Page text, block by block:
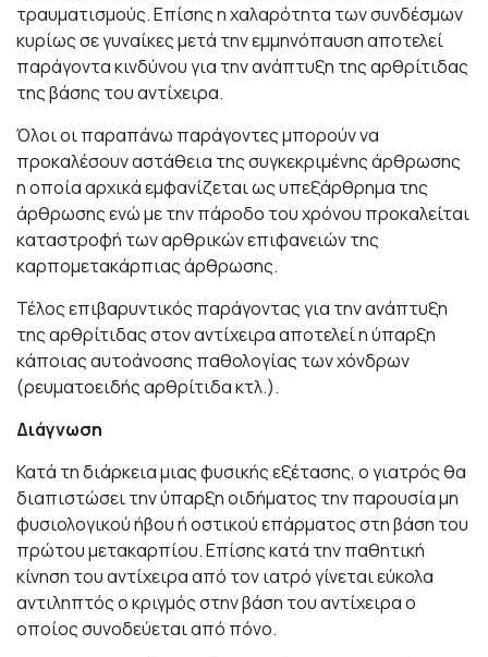
τραυματισμούς. Επίσης η χαλαρότητα των συνδέσμων
κυρίως σε γυναίκες μετά την εμμηνόπαυση αποτελεί
παράγοντα κινδύνου για την ανάπτυξη της αρθρίτιδας
της βάσης του αντίχειρα.
Όλοι οι παραπάνω παράγοντες μπορούν να
προκαλέσουν αστάθεια της συγκεκριμένης άρθρωσης
η οποία αρχικά εμφανίζεται ως υπεξάρθρημα της
άρθρωσης ενώ με την πάροδο του χρόνου προκαλείται
καταστροφή των αρθρικών επιφανειών της
καρπομετακάρπιας άρθρωσης.
Τέλος επιβαρυντικός παράγοντας για την ανάπτυξη
της αρθρίτιδας στον αντίχειρα αποτελεί η ύπαρξη
κάποιας αυτοάνοσης παθολογίας των χόνδρων
(ρευματοειδής αρθρίτιδα κτλ.).
Διάγνωση
Κατά τη διάρκεια μιας φυσικής εξέτασης, ο γιατρός θα
διαπιστώσει την ύπαρξη οιδήματος την παρουσία μη
φυσιολογικού ήβου ή οστικού επάρματος στη βάση του
πρώτου μετακαρπίου. Επίσης κατά την παθητική
κίνηση του αντίχειρα από τον ιατρό γίνεται εύκολα
αντιληπτός ο κριγμός στην βάση του αντίχειρα ο
οποίος συνοδεύεται από πόνο.